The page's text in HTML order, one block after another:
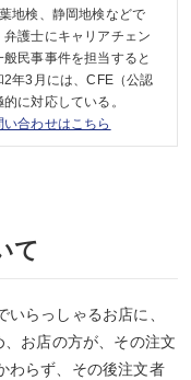
地検、静岡地検などで
護士にキャリアチェン
民事事件を担当すると
2年3月には、CFE（公認
に対応している。
合わせはこちら
て
らっしゃるお店に、
お店の方が、その注文
わらず、その後注文者